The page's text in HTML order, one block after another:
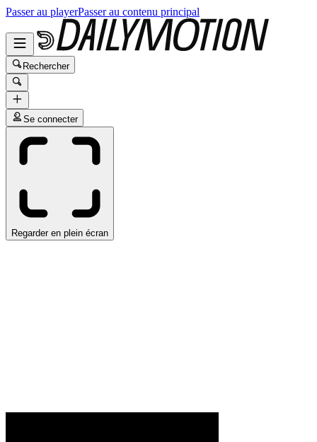
Passer au playerPasser au contenu principal
Rechercher
Se connecter
Regarder en plein écran